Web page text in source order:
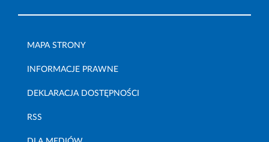
MAPA STRONY
INFORMACJE PRAWNE
DEKLARACJA DOSTĘPNOŚCI
RSS